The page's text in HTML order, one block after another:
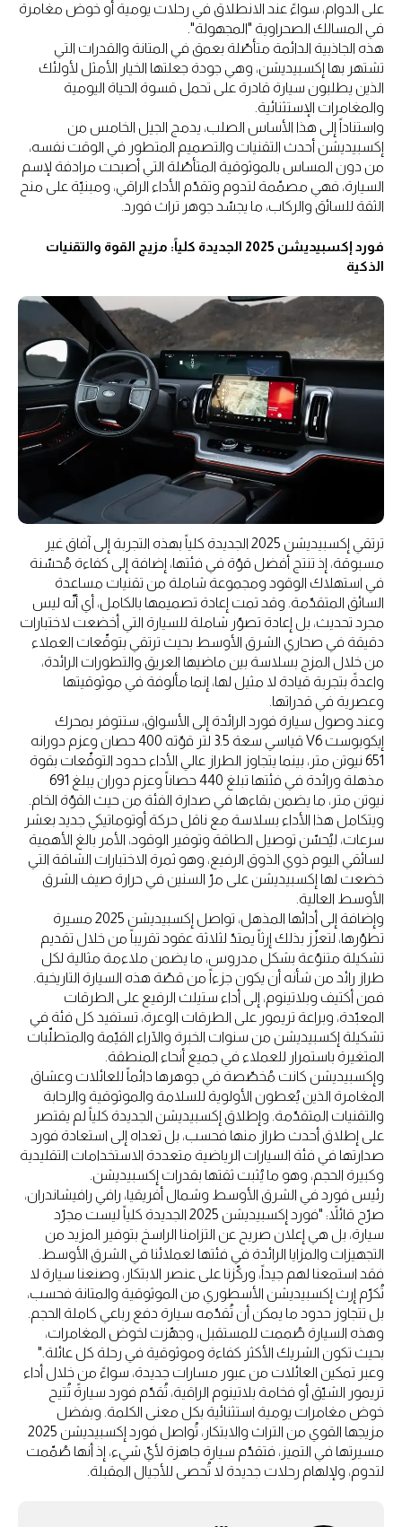
على الدوام، سواءً عند الانطلاق في رحلات يومية أو خوض مغامرة
في المسالك الصحراوية "المجهولة".
هذه الجاذبية الدائمة متأصّلة بعمق في المتانة والقدرات التي
تشتهر بها إكسبيديشن، وهي جودة جعلتها الخيار الأمثل لأولئك
الذين يطلبون سيارة قادرة على تحمل قسوة الحياة اليومية
والمغامرات الإستثنائية.
واستناداً إلى هذا الأساس الصلب، يدمج الجيل الخامس من
إكسبيديشن أحدث التقنيات والتصميم المتطور في الوقت نفسه،
من دون المساس بالموثوقية المتأصّلة التي أصبحت مرادفة لإسم
السيارة، فهي مصمّمة لتدوم وتقدّم الأداء الراقي، ومبنيّة على منح
الثقة للسائق والركاب، ما يجسّد جوهر تراث فورد.
فورد إكسبيديشن 2025 الجديدة كلياً: مزيج القوة والتقنيات
الذكية
ترتقي إكسبيديشن 2025 الجديدة كلياً بهذه التجربة إلى آفاق غير
مسبوقة، إذ تنتج أفضل قوّة في فئتها، إضافة إلى كفاءة مُحسّنة
في استهلاك الوقود ومجموعة شاملة من تقنيات مساعدة
السائق المتقدّمة. وقد تمت إعادة تصميمها بالكامل، أي أنّه ليس
مجرد تحديث، بل إعادة تصوّر شاملة للسيارة التي أخضعت لاختبارات
دقيقة في صحاري الشرق الأوسط بحيث ترتقي بتوقّعات العملاء
من خلال المزج بسلاسة بين ماضيها العريق والتطورات الرائدة،
واعدةً بتجربة قيادة لا مثيل لها، إنما مألوفة في موثوقيتها
وعصرية في قدراتها.
وعند وصول سيارة فورد الرائدة إلى الأسواق، ستتوفر بمحرك
إيكوبوست V6 قياسي سعة 3.5 لتر قوّته 400 حصان وعزم دورانه
651 نيوتن متر، بينما يتجاوز الطراز عالي الأداء حدود التوقّعات بقوة
مذهلة ورائدة في فئتها تبلغ 440 حصاناً وعزم دوران يبلغ 691
نيوتن متر، ما يضمن بقاءها في صدارة الفئة من حيث القوّة الخام.
ويتكامل هذا الأداء بسلاسة مع ناقل حركة أوتوماتيكي جديد بعشر
سرعات، ليُحسّن توصيل الطاقة وتوفير الوقود، الأمر بالغ الأهمية
لسائقي اليوم ذوي الذوق الرفيع، وهو ثمرة الاختبارات الشاقة التي
خضعت لها إكسبيديشن على مرّ السنين في حرارة صيف الشرق
الأوسط العالية.
وإضافة إلى أدائها المذهل، تواصل إكسبيديشن 2025 مسيرة
تطوّرها، لتعزّز بذلك إرثاً يمتدّ لثلاثة عقود تقريباً من خلال تقديم
تشكيلة متنوّعة بشكل مدروس، ما يضمن ملاءمة مثالية لكل
طراز رائد من شأنه أن يكون جزءاً من قصّة هذه السيارة التاريخية.
فمن أكتيف وبلاتينوم، إلى أداء ستيلث الرفيع على الطرقات
المعبّدة، وبراعة تريمور على الطرقات الوعرة، تستفيد كل فئة في
تشكيلة إكسبيديشن من سنوات الخبرة والآراء القيّمة والمتطلّبات
المتغيرة باستمرار للعملاء في جميع أنحاء المنطقة.
وإكسبيديشن كانت مُخصّصة في جوهرها دائماً للعائلات وعشاق
المغامرة الذين يُعطون الأولوية للسلامة والموثوقية والرحابة
والتقنيات المتقدّمة. وإطلاق إكسبيديشن الجديدة كلياً لم يقتصر
على إطلاق أحدث طراز منها فحسب، بل تعداه إلى استعادة فورد
صدارتها في فئة السيارات الرياضية متعددة الاستخدامات التقليدية
وكبيرة الحجم، وهو ما يُثبت ثقتها بقدرات إكسبيديشن.
رئيس فورد في الشرق الأوسط وشمال أفريقيا، رافي رافيشاندران،
صرّح قائلاً: "فورد إكسبيديشن 2025 الجديدة كلياً ليست مجرّد
سيارة، بل هي إعلان صريح عن التزامنا الراسخ بتوفير المزيد من
التجهيزات والمزايا الرائدة في فئتها لعملائنا في الشرق الأوسط.
فقد استمعنا لهم جيداً، وركّزنا على عنصر الابتكار، وصنعنا سيارة لا
تُكرّم إرث إكسبيديشن الأسطوري من الموثوقية والمتانة فحسب،
بل تتجاوز حدود ما يمكن أن تُقدّمه سيارة دفع رباعي كاملة الحجم.
وهذه السيارة صُممت للمستقبل، وجهّزت لخوض المغامرات،
بحيث تكون الشريك الأكثر كفاءة وموثوقية في رحلة كل عائلة."
وعبر تمكين العائلات من عبور مسارات جديدة، سواءً من خلال أداء
تريمور الشيّق أو فخامة بلاتينوم الراقية، تُقدّم فورد سيارةً تُتيح
خوض مغامرات يومية استثنائية بكل معنى الكلمة. وبفضل
مزيجها القوي من التراث والابتكار، تُواصل فورد إكسبيديشن 2025
مسيرتها في التميز، فتقدّم سيارة جاهزة لأيّ شيء، إذ أنها صُمّمت
لتدوم، ولإلهام رحلات جديدة لا تُحصى للأجيال المقبلة.